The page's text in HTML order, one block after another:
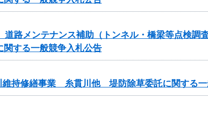
メンテナンス補助（トンネル・橋梁等点検調
関する一般競争入札公告
持修繕事業 糸貫川他 堤防除草委託に関する一